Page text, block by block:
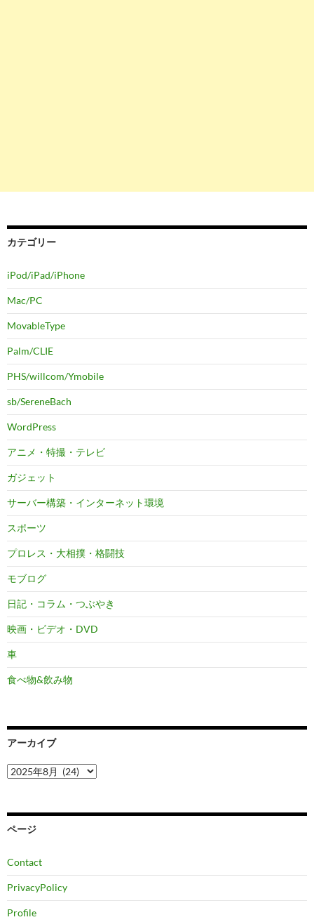
カテゴリー
iPod/iPad/iPhone
Mac/PC
MovableType
Palm/CLIE
PHS/willcom/Ymobile
sb/SereneBach
WordPress
アニメ・特撮・テレビ
ガジェット
サーバー構築・インターネット環境
スポーツ
プロレス・大相撲・格闘技
モブログ
日記・コラム・つぶやき
映画・ビデオ・DVD
車
食べ物&飲み物
アーカイブ
ア
ー
ブ
ページ
Contact
PrivacyPolicy
Profile